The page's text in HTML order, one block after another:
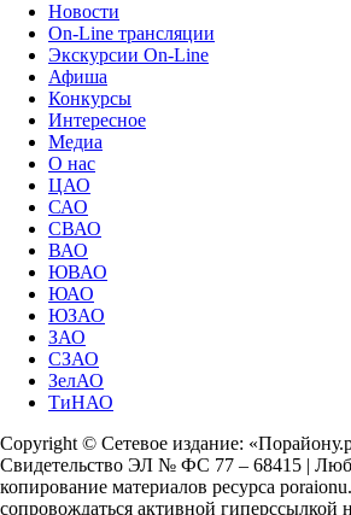
Новости
On-Line трансляции
Экскурсии On-Line
Афиша
Конкурсы
Интересное
Медиа
О нас
ЦАО
САО
СВАО
ВАО
ЮВАО
ЮАО
ЮЗАО
ЗАО
СЗАО
ЗелАО
ТиНАО
Copyright © Сетевое издание:
Свидетельство ЭЛ № ФС 77 – 68415 |
копирование материалов ресурса
сопровождаться активной гиперссылкой